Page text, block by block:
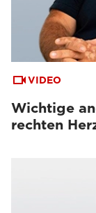
VIDEO
Wichtige
rechten